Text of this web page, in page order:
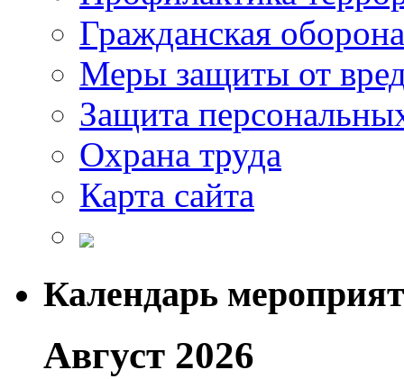
Гражданская оборона
Меры защиты от
Защита
Охрана труда
Карта сайта
Календарь
Август 2026